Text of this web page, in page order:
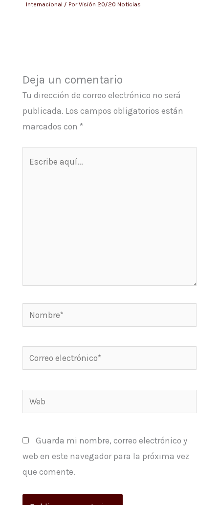
Internacional / PorVisión 20/20 Noticias
Deja un comentario
Tu dirección de correo electrónico no será
publicada. Los campos obligatorios están
marcados con *
Nombre*
Correo
electrónico*
Web
Guarda mi nombre, correo electrónico y
web en este navegador para la próxima vez
que comente.